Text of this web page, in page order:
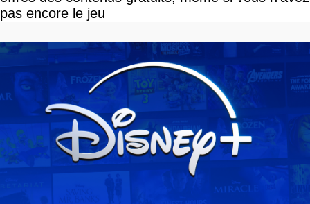
pas encore le jeu